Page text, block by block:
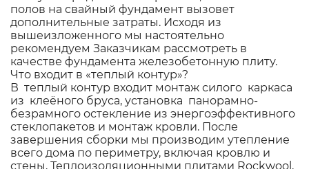
полов на свайный фундамент вызовет
дополнительные затраты. Исходя из
вышеизложенного мы настоятельно
рекомендуем Заказчикам рассмотреть в
качестве фундамента железобетонную плиту.
Что входит в «теплый контур»?
В теплый контур входит монтаж силого каркаса
из клеёного бруса, установка панорамно-
безрамного остекление из энергоэффективного
стеклопакетов и монтаж кровли. После
завершения сборки мы производим утепление
всего дома по периметру, включая кровлю и
стены, Теплоизоляционными плитами Rockwool,